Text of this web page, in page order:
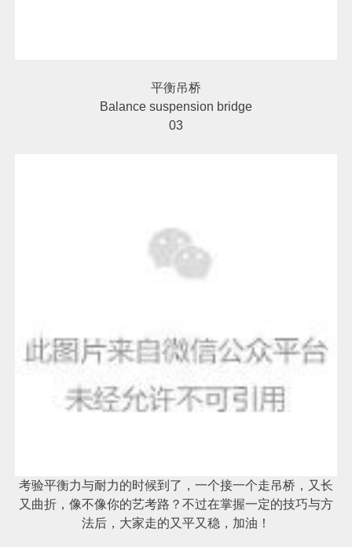
平衡吊桥
Balance suspension bridge
03
考验平衡力与耐力的时候到了，一个接一个走吊桥，又长
又曲折，像不像你的艺考路？不过在掌握一定的技巧与方
法后，大家走的又平又稳，加油！